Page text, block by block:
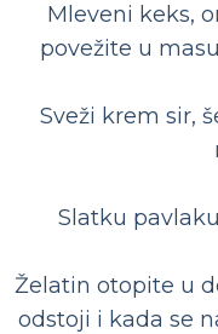
Mleveni keks,
povežite u
Sveži krem sir,
Slatku
Želatin otopite u
odstoji i kada se